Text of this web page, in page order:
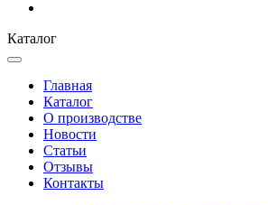
Каталог
Главная
Каталог
О производстве
Новости
Статьи
Отзывы
Контакты